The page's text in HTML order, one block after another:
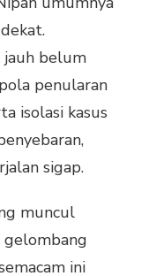
jauh belum
penularan
isolasi kasus
sigap.
muncul
ini